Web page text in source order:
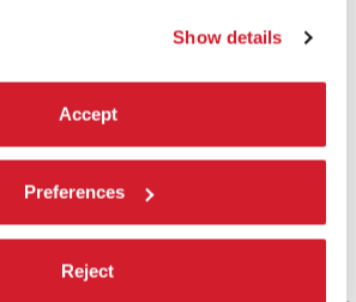
Show details
Accept
Preferences
Reject